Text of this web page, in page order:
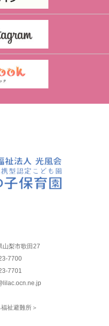
山梨市歌田27
7700
7701
祉避難所＞